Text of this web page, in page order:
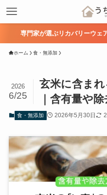
専門家が選ぶリカバリーウェ
ホーム 食・無添加
玄米に含ま
｜含有量や
2026
6/25
食・無添加 2026年5月30日